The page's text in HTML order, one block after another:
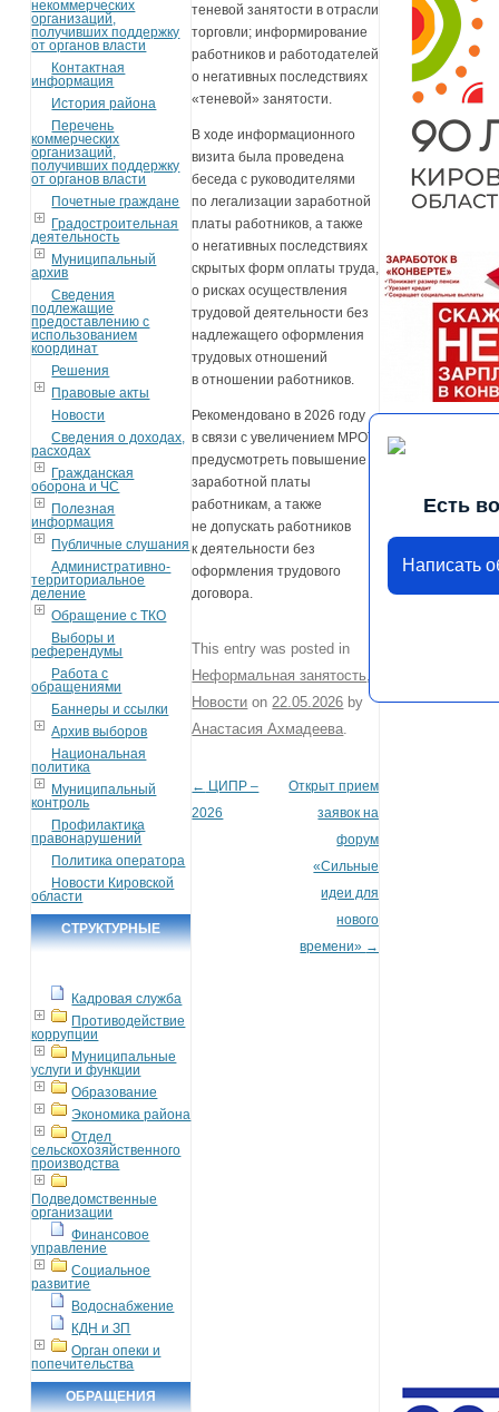
некоммерческих
организаций,
получивших поддержку
от органов власти
Контактная
информация
История района
Перечень
коммерческих
организаций,
получивших поддержку
от органов власти
Почетные граждане
Градостроительная
деятельность
Муниципальный
архив
Сведения
подлежащие
предоставлению с
использованием
координат
Решения
Правовые акты
Новости
Сведения о доходах,
расходах
Гражданская
оборона и ЧС
Полезная
информация
Публичные слушания
Административно-
территориальное
деление
Обращение с ТКО
Выборы и
референдумы
Работа с
обращениями
Баннеры и ссылки
Архив выборов
Национальная
политика
Муниципальный
контроль
Профилактика
правонарушений
Политика оператора
Новости Кировской
области
СТРУКТУРНЫЕ
Кадровая служба
Противодействие
коррупции
Муниципальные
услуги и функции
Образование
Экономика района
Отдел
сельскохозяйственного
производства
Подведомственные
организации
Финансовое
управление
Социальное
развитие
Водоснабжение
КДН и ЗП
Орган опеки и
попечительства
ОБРАЩЕНИЯ
теневой занятости в отрасли
торговли; информирование
работников и работодателей
о негативных последствиях
«теневой» занятости.
В ходе информационного
визита была проведена
беседа с руководителями
по легализации заработной
платы работников, а также
о негативных последствиях
скрытых форм оплаты труда,
о рисках осуществления
трудовой деятельности без
надлежащего оформления
трудовых отношений
в отношении работников.
Рекомендовано в 2026 году
в связи с увеличением МРОТ,
предусмотреть повышение
заработной платы
работникам, а также
не допускать работников
к деятельности без
оформления трудового
договора.
This entry was posted in
Неформальная занятость
Новости on 22.05.2026 by
Анастасия Ахмадеева
Post navigation
← ЦИПР –
2026
Открыт прием
заявок на
форум
«Сильные
идеи для
нового
времени» →
Есть
Написать